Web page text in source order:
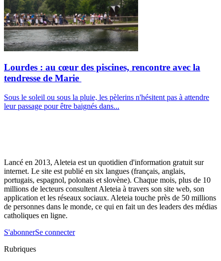
Lourdes : au cœur des piscines, rencontre avec la
tendresse de Marie
Sous le soleil ou sous la pluie, les pèlerins n'hésitent pas à attendre
leur passage pour être baignés dans...
Lancé en 2013, Aleteia est un quotidien d'information gratuit sur
internet. Le site est publié en six langues (français, anglais,
portugais, espagnol, polonais et slovène). Chaque mois, plus de 10
millions de lecteurs consultent Aleteia à travers son site web, son
application et les réseaux sociaux. Aleteia touche près de 50 millions
de personnes dans le monde, ce qui en fait un des leaders des médias
catholiques en ligne.
S'abonnerSe connecter
Rubriques